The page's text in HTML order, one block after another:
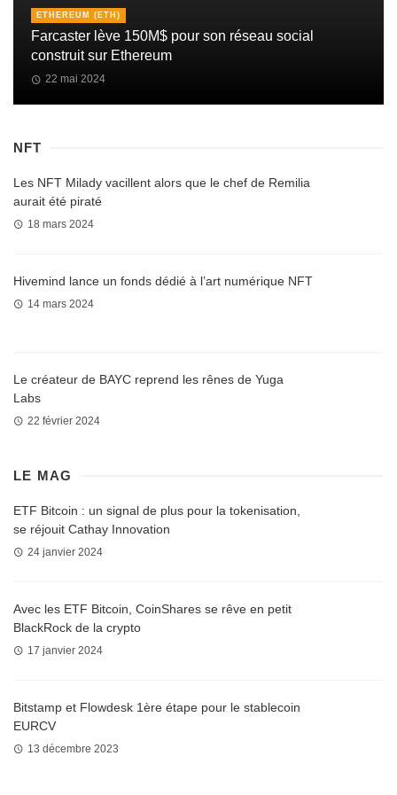
ETHEREUM (ETH)
Farcaster lève 150M$ pour son réseau social
construit sur Ethereum
22 mai 2024
NFT
Les NFT Milady vacillent alors que le chef de Remilia
aurait été piraté
18 mars 2024
Hivemind lance un fonds dédié à l’art numérique NFT
14 mars 2024
Le créateur de BAYC reprend les rênes de Yuga
Labs
22 février 2024
LE MAG
ETF Bitcoin : un signal de plus pour la tokenisation,
se réjouit Cathay Innovation
24 janvier 2024
Avec les ETF Bitcoin, CoinShares se rêve en petit
BlackRock de la crypto
17 janvier 2024
Bitstamp et Flowdesk 1ère étape pour le stablecoin
EURCV
13 décembre 2023